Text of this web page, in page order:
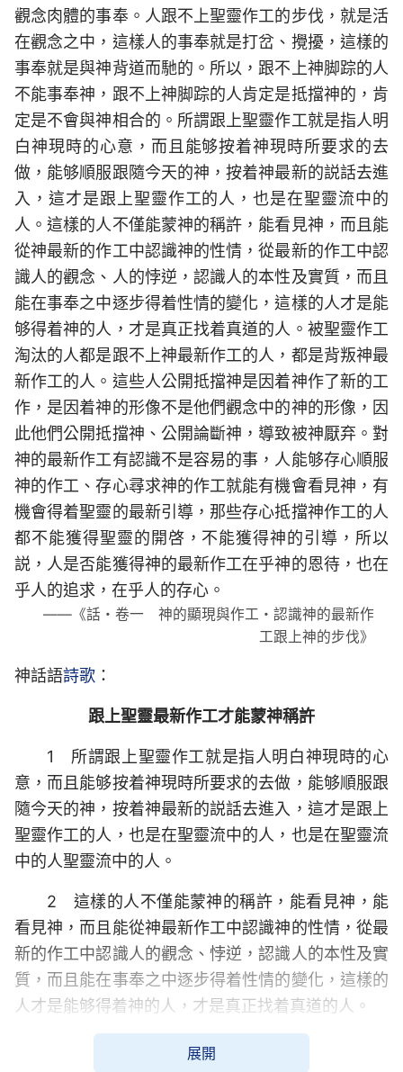
觀念肉體的事奉。人跟不上聖靈作工的步伐，就是活
在觀念之中，這樣人的事奉就是打岔、攪擾，這樣的
事奉就是與神背道而馳的。所以，跟不上神脚踪的人
不能事奉神，跟不上神脚踪的人肯定是抵擋神的，肯
定是不會與神相合的。所謂跟上聖靈作工就是指人明
白神現時的心意，而且能够按着神現時所要求的去
做，能够順服跟隨今天的神，按着神最新的説話去進
入，這才是跟上聖靈作工的人，也是在聖靈流中的
人。這樣的人不僅能蒙神的稱許，能看見神，而且能
從神最新的作工中認識神的性情，從最新的作工中認
識人的觀念、人的悖逆，認識人的本性及實質，而且
能在事奉之中逐步得着性情的變化，這樣的人才是能
够得着神的人，才是真正找着真道的人。被聖靈作工
淘汰的人都是跟不上神最新作工的人，都是背叛神最
新作工的人。這些人公開抵擋神是因着神作了新的工
作，是因着神的形像不是他們觀念中的神的形像，因
此他們公開抵擋神、公開論斷神，導致被神厭弃。對
神的最新作工有認識不是容易的事，人能够存心順服
神的作工、存心尋求神的作工就能有機會看見神，有
機會得着聖靈的最新引導，那些存心抵擋神作工的人
都不能獲得聖靈的開啓，不能獲得神的引導，所以
説，人是否能獲得神的最新作工在乎神的恩待，也在
乎人的追求，在乎人的存心。
——《話・卷一 神的顯現與作工・認識神的最新作
工跟上神的步伐》
神話語詩歌 ：
跟上聖靈最新作工才能蒙神稱許
1 所謂跟上聖靈作工就是指人明白神現時的心
意，而且能够按着神現時所要求的去做，能够順服跟
隨今天的神，按着神最新的説話去進入，這才是跟上
聖靈作工的人，也是在聖靈流中的人，也是在聖靈流
中的人聖靈流中的人。
2 這樣的人不僅能蒙神的稱許，能看見神，能
看見神，而且能從神最新作工中認識神的性情，從最
新的作工中認識人的觀念、悖逆，認識人的本性及實
質，而且能在事奉之中逐步得着性情的變化，這樣的
人才是能够得着神的人，才是真正找着真道的人。
3 對神的最新作工有認識不是容易的事，不是
展開